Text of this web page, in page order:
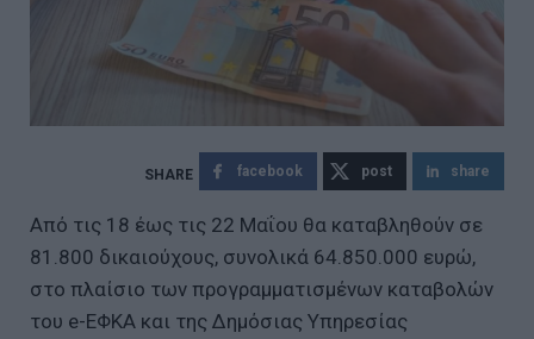
facebook post share
Από τις 18 έως τις 22 Μαΐου θα καταβληθούν σε
81.800 δικαιούχους, συνολικά 64.850.000 ευρώ,
στο πλαίσιο των προγραμματισμένων καταβολών
του e-ΕΦΚΑ και της Δημόσιας Υπηρεσίας